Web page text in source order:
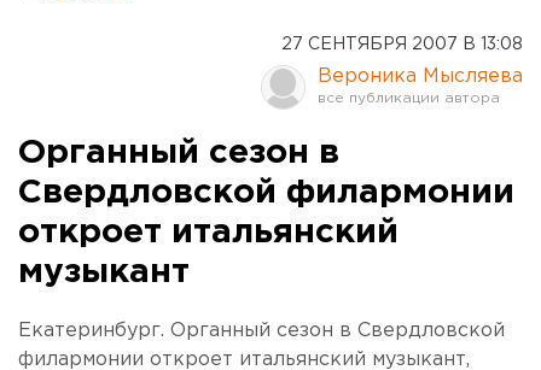
27 СЕНТЯБРЯ 2007 В 13:08
Вероника Мысляева
Органный сезон в
Свердловской филармонии
откроет итальянский
музыкант
Екатеринбург. Органный сезон в Свердловской
филармонии откроет итальянский музыкант,